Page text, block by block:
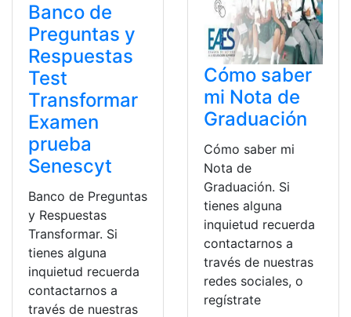
Banco de
Preguntas y
Respuestas
Test
Transformar
Examen
prueba
Senescyt
Banco de Preguntas
y Respuestas
Transformar. Si
tienes alguna
inquietud recuerda
contactarnos a
través de nuestras
Cómo saber
mi Nota de
Graduación
Cómo saber mi
Nota de
Graduación. Si
tienes alguna
inquietud recuerda
contactarnos a
través de nuestras
redes sociales, o
regístrate